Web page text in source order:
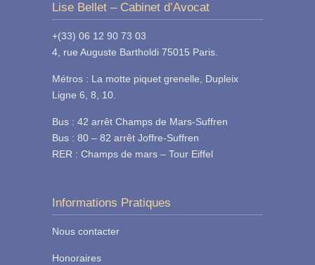
Lise Bellet – Cabinet d’Avocat
+(33) 06 12 90 73 03
4, rue Auguste Bartholdi 75015 Paris.
Métros : La motte piquet grenelle, Dupleix
Ligne 6, 8, 10.
Bus : 42 arrêt Champs de Mars-Suffren
Bus : 80 – 82 arrêt Joffre-Suffren
RER : Champs de mars – Tour Eiffel
Informations Pratiques
Nous contacter
Honoraires